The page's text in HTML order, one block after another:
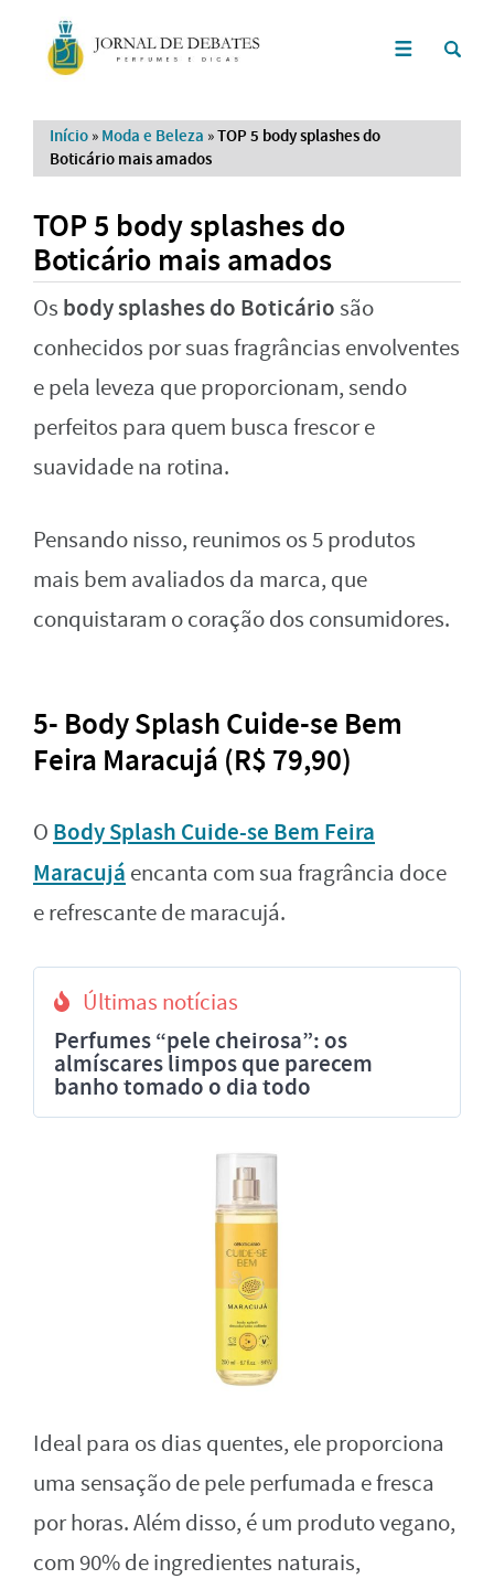
Início » Moda e Beleza »TOP 5 body splashes do
Boticário mais amados
TOP 5 body splashes do
Boticário mais amados
Os body splashes do Boticáriosão
conhecidos por suas fragrâncias envolventes
e pela leveza que proporcionam, sendo
perfeitos para quem busca frescor e
suavidade na rotina.
Pensando nisso, reunimos os 5 produtos
mais bem avaliados da marca, que
conquistaram o coração dos consumidores.
5- Body Splash Cuide-se Bem
Feira Maracujá (R$ 79,90)
O Body Splash Cuide-se Bem Feira
Maracujá encanta com sua fragrância doce
e refrescante de maracujá.
Últimas notícias
Perfumes “pele cheirosa”: os
almíscares limpos que parecem
banho tomado o dia todo
Ideal para os dias quentes, ele proporciona
uma sensação de pele perfumada e fresca
por horas. Além disso, é um produto vegano,
com 90% de ingredientes naturais,